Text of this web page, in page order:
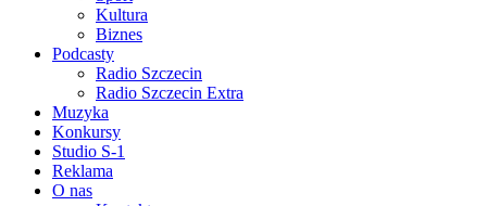
Kultura
Biznes
Podcasty
Radio Szczecin
Radio Szczecin Extra
Muzyka
Konkursy
Studio S-1
Reklama
O nas